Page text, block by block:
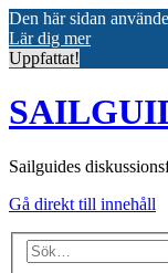
Den här sidan
Lär dig mer
Uppfattat!
Sailguides
Gå direkt till innehåll